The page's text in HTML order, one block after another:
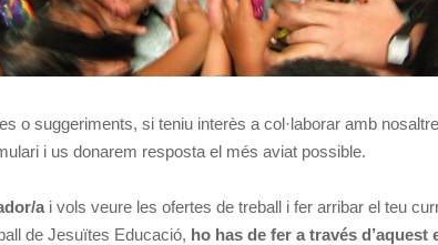
o suggeriments, si teniu interès a col·laborar amb
i us donarem resposta el més aviat possible.
a i vols veure les ofertes de treball i fer arribar el teu
de Jesuïtes Educació, ho has de fer a través d’aquest